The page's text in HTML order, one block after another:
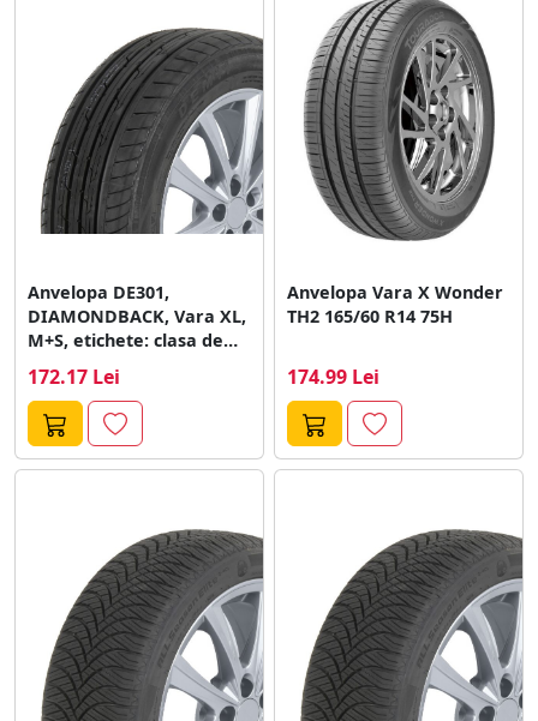
Anvelopa DE301,
DIAMONDBACK, Vara XL,
M+S, etichete: clasa de
172.17 Lei
Anvelopa Vara X Wonder
TH2 165/60 R14 75H
174.99 Lei